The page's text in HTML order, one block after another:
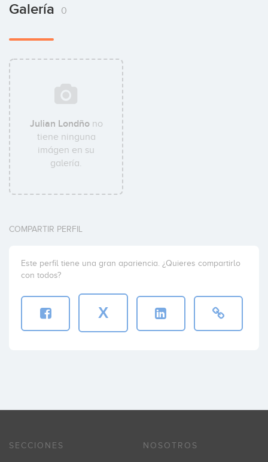
Galería 0
Julian Londñono
tiene ninguna
imágen en su
galería.
COMPARTIR PERFIL
Este perfil tiene una gran apariencia. ¿Quieres compartirlo
con todos?
X
SECCIONES NOSOTROS